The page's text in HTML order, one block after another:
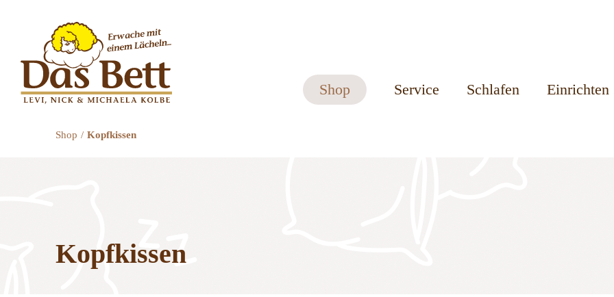
Shop Service Schlafen Einrichten
Shop Kopfkissen
Kopfkissen